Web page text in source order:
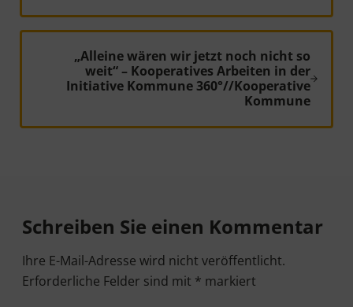
„Alleine wären wir jetzt noch nicht so
weit“ – Kooperatives Arbeiten in der
Initiative Kommune 360°//Kooperative
Kommune
Schreiben Sie einen Kommentar
Ihre E-Mail-Adresse wird nicht veröffentlicht.
Erforderliche Felder sind mit * markiert